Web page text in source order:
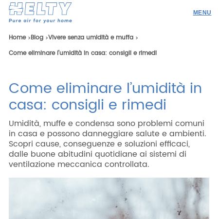
Prodotti
Professionisti
Realizzazioni
Blog
Contatti
Home Blog Vivere senza umidità e muffa
Come eliminare l’umidità in casa: consigli e rimedi
Come eliminare l’umidità in
casa: consigli e rimedi
Umidità, muffe e condensa sono problemi comuni
in casa e possono danneggiare salute e ambienti.
Scopri cause, conseguenze e soluzioni efficaci,
dalle buone abitudini quotidiane ai sistemi di
ventilazione meccanica controllata.